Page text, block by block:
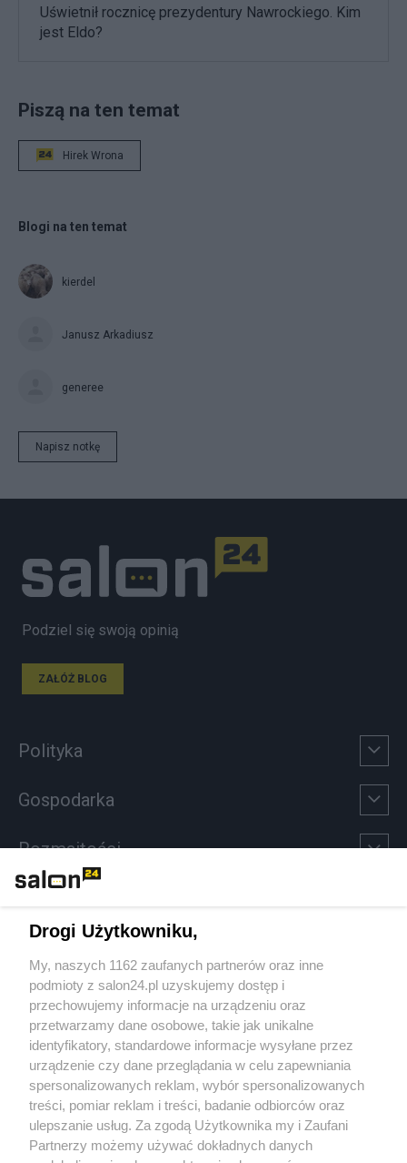
Uświetnił rocznicę prezydentury Nawrockiego. Kim
jest Eldo?
Piszą na ten temat
Hirek Wrona
Blogi na ten temat
kierdel
Janusz Arkadiusz
generee
Napisz notkę
Podziel się swoją opinią
ZAŁÓŻ BLOG
Polityka
Gospodarka
Rozmaitości
Sport
Społeczeństwo
Kultura
X Facebook Instagram Youtube
Drogi Użytkowniku,
My, naszych 1162 zaufanych partnerów oraz inne
podmioty z salon24.pl uzyskujemy dostęp i
przechowujemy informacje na urządzeniu oraz
przetwarzamy dane osobowe, takie jak unikalne
identyfikatory, standardowe informacje wysyłane przez
urządzenie czy dane przeglądania w celu zapewniania
spersonalizowanych reklam, wybór spersonalizowanych
treści, pomiar reklam i treści, badanie odbiorców oraz
ulepszanie usług. Za zgodą Użytkownika my i Zaufani
Partnerzy możemy używać dokładnych danych